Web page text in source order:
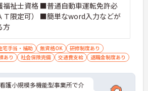
祉士資格 ■普通自動車運転免許必
Ｔ限定可） ■簡単なword入力などが
方
宅手当・補助 無資格OK
研修制度あり
あり
社会保険完備 交通費支給 退職金制度あり
護小規模多機能型事業所で介